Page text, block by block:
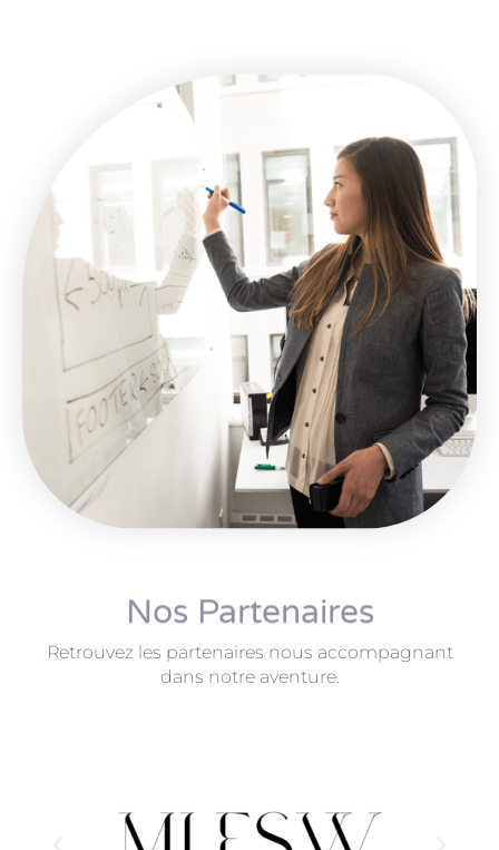
Nos Partenaires
Retrouvez les partenaires nous accompagnant
dans notre aventure.